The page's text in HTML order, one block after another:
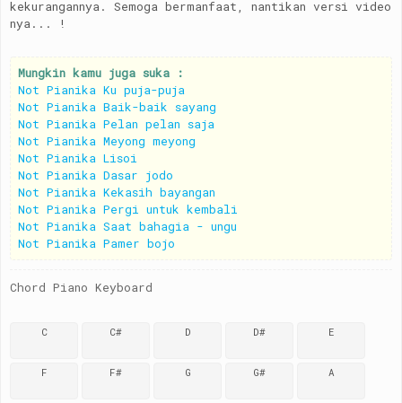
kekurangannya. Semoga bermanfaat, nantikan versi video
nya... !
Mungkin kamu juga suka :
Not Pianika Ku puja-puja
Not Pianika Baik-baik sayang
Not Pianika Pelan pelan saja
Not Pianika Meyong meyong
Not Pianika Lisoi
Not Pianika Dasar jodo
Not Pianika Kekasih bayangan
Not Pianika Pergi untuk kembali
Not Pianika Saat bahagia - ungu
Not Pianika Pamer bojo
Chord Piano Keyboard
C C# D D# E
F F# G G# A